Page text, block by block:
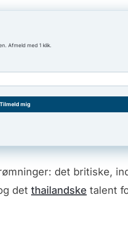
Afmeld med 1 klik.
mig
det britiske,
det thailandske talent